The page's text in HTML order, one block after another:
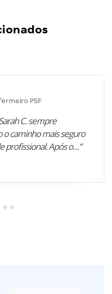
PSF
C. sempre
caminho mais seguro
profissional. Após o…”